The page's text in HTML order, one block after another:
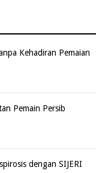
Kehadiran Pemaian
Pemain Persib
dengan SIJERI